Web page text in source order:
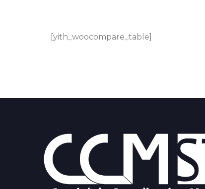
[yith_woocompare_table]